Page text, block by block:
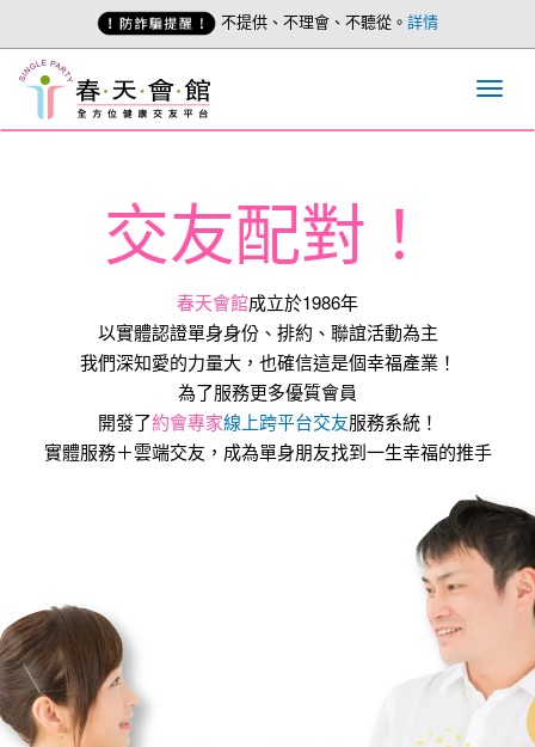
不提供、不理會、不聽從。 詳情
交友配對！
春天會館成立於1986年
以實體認證單身身份、排約、聯誼活動為主
我們深知愛的力量大，也確信這是個幸福產業！
為了服務更多優質會員
開發了約會專家線上跨平台交友服務系統！
實體服務＋雲端交友，成為單身朋友找到一生幸福的推手